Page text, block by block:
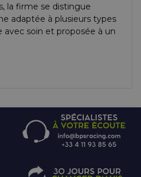
la firme se distingue
adaptée à plusieurs types
avec soin et proposée à un